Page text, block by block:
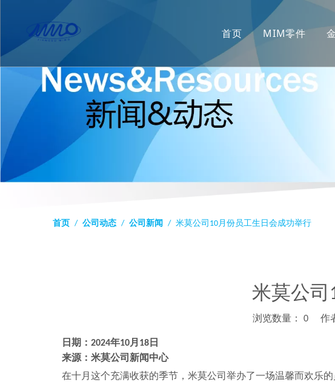
首页 MIM零件
首页 / 公司动态 / 公司新闻 / 米莫公司10月份员工生日会成功举行
米莫公司
浏览数量： 0 作
["wechat","weibo","qzone","douban","email"]
日期：2024年10月18 日
来源：米莫公司新闻中心
在十月这个充满收获的季节，米莫公司举办了一场温馨而欢乐